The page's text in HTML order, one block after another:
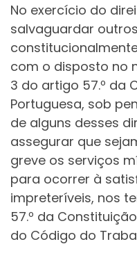
No exercício do
salvaguardar
com o disposto no
3 do artigo 57.º da
Portuguesa, sob
de alguns desses
assegurar que
greve os serviços
para ocorrer à
impreteríveis, nos
57.º da
do Código do